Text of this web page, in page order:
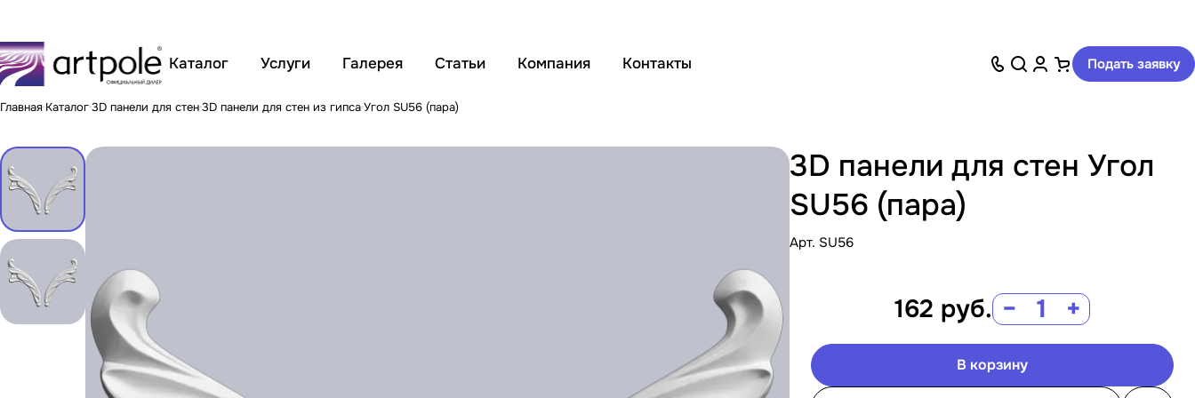
Каталог Услуги Галерея Статьи Компания Контакты Подать заявку
Главная Каталог3D панели для стен3D панели для стен из гипсаУгол SU56 (пара)
3D панели для стен Угол
SU56 (пара)
Арт. SU56
162 руб. − +
В корзину